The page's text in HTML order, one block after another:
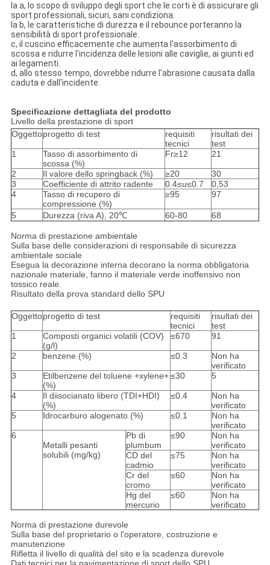
la a, lo scopo di sviluppo degli sport che le corti è di assicurare gli
sport professionali, sicuri, sani condiziona.
la b, le caratteristiche di durezza e il rebounce porteranno la
sensibilità di sport professionale.
c, il cuscino efficacemente che aumenta l'assorbimento di
scossa e ridurre l'incidenza delle lesioni alle caviglie, ai giunti ed
ai legamenti.
d, allo stesso tempo, dovrebbe ridurre l'abrasione causata dalla
caduta e dall'incidente.
Specificazione dettagliata del prodotto
Livello della prestazione di sport
Oggettoprogetto di test
requisiti
tecnici
risultati dei
test
1
Tasso di assorbimento di
scossa (%)
Fr≥12 21
2 Il valore dello springback (%) ≥20
30
3
Coefficiente di attrito radente 0.4≤u≤0.7
0,53
4
Tasso di recupero di
compressione (%)
≥95 97
5 Durezza (riva A), 20℃ 60-80 68
Norma di prestazione ambientale
Sulla base delle considerazioni di responsabile di sicurezza
ambientale sociale
Esegua la decorazione interna decorano la norma obbligatoria
nazionale materiale, fanno il materiale verde inoffensivo non
tossico reale.
Risultato della prova standard dello SPU
Oggettoprogetto di test
requisiti
tecnici
risultati dei
test
1
Composti organici volatili (COV)
(g/l)
≤670 91
2 benzene (%) ≤0.3
Non ha
verificato
3
Etilbenzene del toluene +xylene+
(%)
≤30 5
4
Il diisocianato libero (TDI+HDI)
(%)
≤0.4
Non ha
verificato
5
Idrocarburo alogenato (%) ≤0.1
Non ha
verificato
6
Metalli pesanti
solubili (mg/kg)
Pb di
plumbum
≤90
Non ha
verificato
CD del
cadmio
≤75
Non ha
verificato
Cr del
cromo
≤60
Non ha
verificato
Hg del
mercurio
≤60
Non ha
verificato
Norma di prestazione durevole
Sulla base del proprietario o l'operatore, costruzione e
manutenzione
Rifletta il livello di qualità del sito e la scadenza durevole